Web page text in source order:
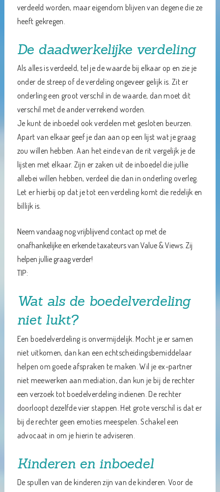
verdeeld worden, maar eigendom blijven van degene die ze
heeft gekregen.
De daadwerkelijke verdeling
Als alles is verdeeld, tel je de waarde bij elkaar op en zie je
onder de streep of de verdeling ongeveer gelijk is. Zit er
onderling een groot verschil in de waarde, dan moet dit
verschil met de ander verrekend worden.
Je kunt de inboedel ook verdelen met gesloten beurzen.
Apart van elkaar geef je dan aan op een lijst wat je graag
zou willen hebben. Aan het einde van de rit vergelijk je de
lijsten met elkaar. Zijn er zaken uit de inboedel die jullie
allebei willen hebben, verdeel die dan in onderling overleg.
Let er hierbij op dat je tot een verdeling komt die redelijk en
billijk is.
Neem vandaag nog vrijblijvend contact op met de
onafhankelijke en erkende taxateurs van Value & Views. Zij
helpen jullie graag verder!
TIP:
Wat als de boedelverdeling
niet lukt?
Een boedelverdeling is onvermijdelijk. Mocht je er samen
niet uitkomen, dan kan een echtscheidingsbemiddelaar
helpen om goede afspraken te maken. Wil je ex-partner
niet meewerken aan mediation, dan kun je bij de rechter
een verzoek tot boedelverdeling indienen. De rechter
doorloopt dezelfde vier stappen. Het grote verschil is dat er
bij de rechter geen emoties meespelen. Schakel een
advocaat in om je hierin te adviseren.
Kinderen en inboedel
De spullen van de kinderen zijn van de kinderen. Voor de